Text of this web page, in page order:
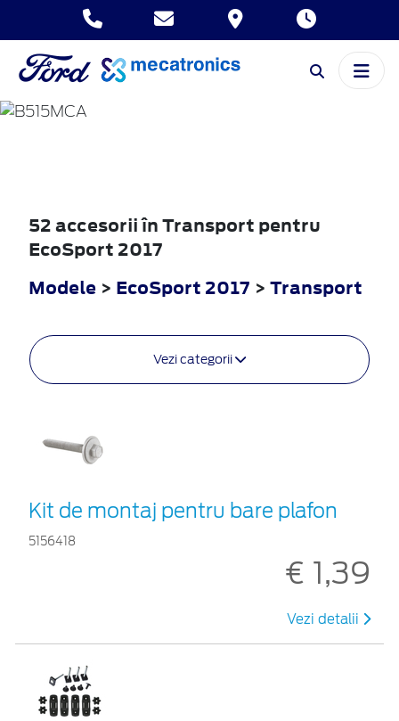
ECOSPORT
52 accesorii în Transport pentru
EcoSport 2017
Modele > EcoSport 2017 > Transport
Vezi categorii
Kit de montaj pentru bare plafon
5156418
€ 1,39
Vezi detalii